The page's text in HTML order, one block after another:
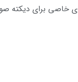
برای دیکته